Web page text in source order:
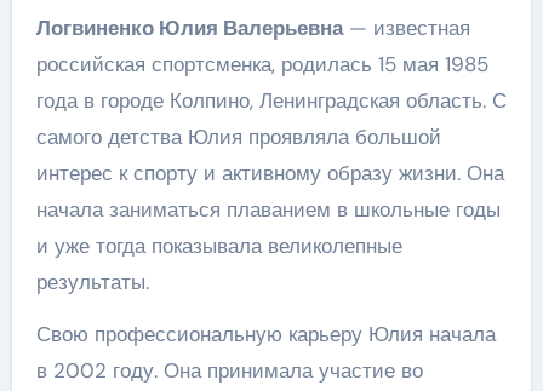
Логвиненко Юлия Валерьевна— известная
российская спортсменка, родилась 15 мая 1985
года в городе Колпино, Ленинградская область. С
самого детства Юлия проявляла большой
интерес к спорту и активному образу жизни. Она
начала заниматься плаванием в школьные годы
и уже тогда показывала великолепные
результаты.
Свою профессиональную карьеру Юлия начала
в 2002 году. Она принимала участие во